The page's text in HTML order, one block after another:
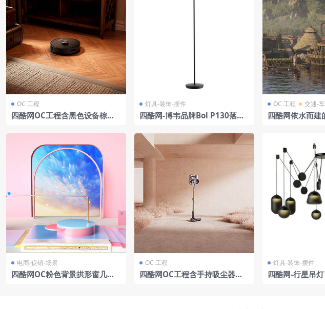
OC 工程
四酷网OC工程含黑色设备棕色
灯具-装饰-摆件
四酷网-博韦品牌Bol P130落地
OC 工程 交通-
四酷网依水而建
电商-促销-场景
四酷网OC粉色背景拱形窗几何
OC 工程
四酷网OC工程含手持吸尘器户
灯具-装饰-摆件
四酷网-行星吊